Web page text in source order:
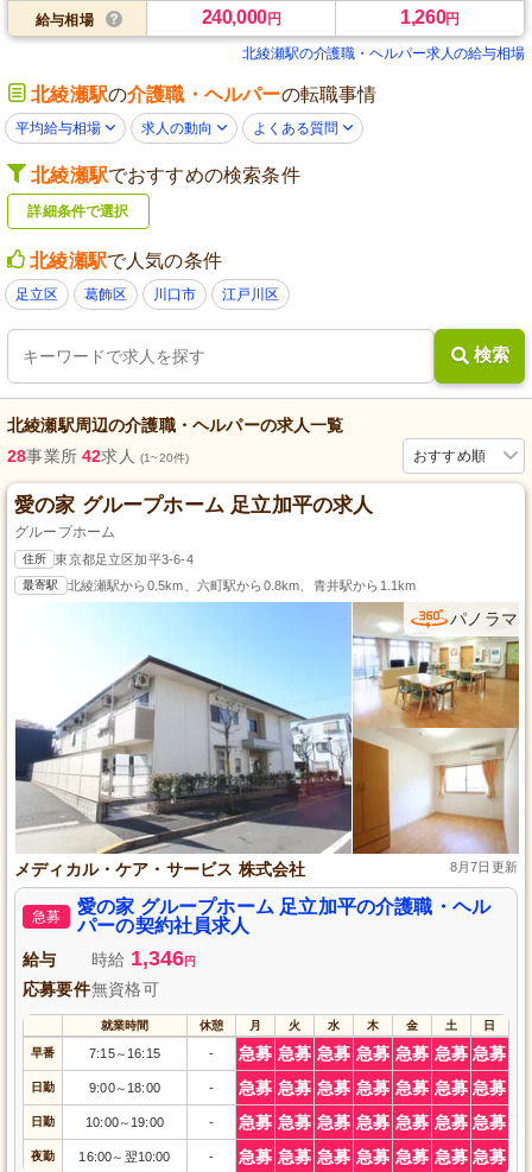
給与相場 240,000円 1,260円
北綾瀬駅の介護職・ヘルパー求人の給与相場
北綾瀬駅の介護職・ヘルパーの転職事情
平均給与相場 求人の動向 よくある質問
北綾瀬駅でおすすめの検索条件
詳細条件で選択
北綾瀬駅で人気の条件
足立区 葛飾区 川口市 江戸川区
検索
北綾瀬駅周辺の介護職・ヘルパーの求人一覧
おすすめ順
28事業所 42求人 (1~20件)
愛の家 グループホーム 足立加平の求人
グループホーム
住所 東京都足立区加平3-6-4
最寄駅 北綾瀬駅から0.5km、六町駅から0.8km、青井駅から1.1km
パノラマ
メディカル・ケア・サービス 株式会社 8月7日更新
急募
愛の家 グループホーム 足立加平の介護職・ヘル
パーの契約社員求人
給与 時給 1,346円
応募要件無資格可
就業時間 休憩 月 火 水 木 金 土 日
早番 7:15～ 16:15 - 急募 急募 急募 急募 急募 急募 急募
日勤 9:00～ 18:00 - 急募 急募 急募 急募 急募 急募 急募
日勤 10:00～ 19:00 - 急募 急募 急募 急募 急募 急募 急募
夜勤 16:00～ 翌10:00 - 急募 急募 急募 急募 急募 急募 急募